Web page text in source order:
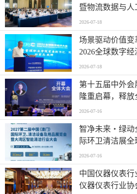
暨物流数据与人
成功举办
2026-07-18
场景驱动价值变
2026全球数字
地国际论坛成功
2026-07-18
第十五届中外
隆重启幕，释放
2026-07-16
智净未来・绿动
际环卫清洁展
2026-07-16
中国仪器仪表
仪器仪表行业协